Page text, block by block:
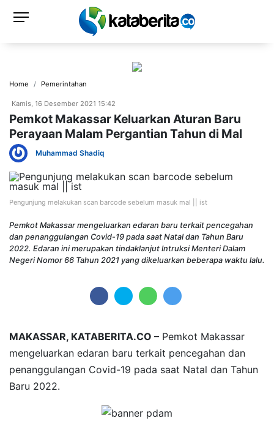
Home Pemerintahan
Kamis, 16 Desember 2021 15:42
Pemkot Makassar Keluarkan Aturan Baru
Perayaan Malam Pergantian Tahun di Mal
Muhammad Shadiq
Pengunjung melakukan scan barcode sebelum masuk mal || ist
Pemkot Makassar mengeluarkan edaran baru terkait pencegahan
dan penanggulangan Covid-19 pada saat Natal dan Tahun Baru
2022. Edaran ini merupakan tindaklanjut Intruksi Menteri Dalam
Negeri Nomor 66 Tahun 2021 yang dikeluarkan beberapa waktu lalu.
MAKASSAR, KATABERITA.CO – Pemkot Makassar
mengeluarkan edaran baru terkait pencegahan dan
penanggulangan Covid-19 pada saat Natal dan Tahun
Baru 2022.